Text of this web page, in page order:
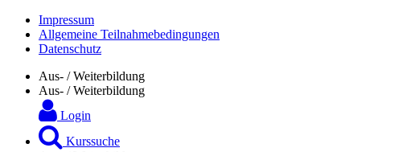
Impressum
Allgemeine Teilnahmebedingungen
Datenschutz
Aus- / Weiterbildung
Aus- / Weiterbildung
Login
Kurssuche